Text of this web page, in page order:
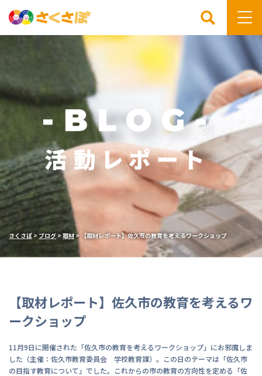
検索
さくさぽ > ブログ > 取材> 【取材レポート】佐久市の教育を考えるワークショップ
【取材レポート】佐久市の教育を考えるワ
ークショップ
11月9日に開催された「佐久市の教育を考えるワークショップ」にお邪魔しま
した（主催：佐久市教育委員会 学校教育課）。この日のテーマは「佐久市
の目指す教育について」でした。これからの市の教育の方向性を定める「佐